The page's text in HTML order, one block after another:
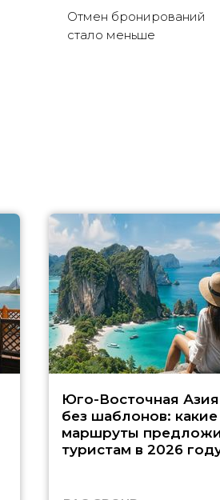
Отмен бронирований
стало меньше
Юго-Восточная Азия
без шаблонов: какие
маршруты
туристам в 2026